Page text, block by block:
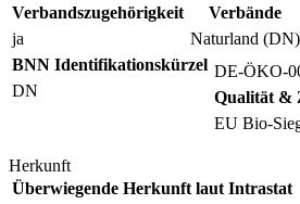
Verbandszugehörigkeit
ja
Verbände
Naturland (DN)
BNN Identifikationskürzel
DN
DE-ÖKO-
Qualität &
EU Bio-
Herkunft
Überwiegende Herkunft laut Intrastat